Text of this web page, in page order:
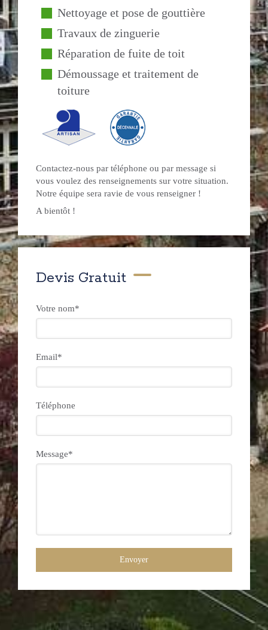
Nettoyage et pose de gouttière
Travaux de zinguerie
Réparation de fuite de toit
Démoussage et traitement de
toiture
Contactez-nous par téléphone ou par message si
vous voulez des renseignements sur votre situation.
Notre équipe sera ravie de vous renseigner !
A bientôt !
Devis Gratuit
Votre nom*
Email*
Téléphone
Message*
Envoyer